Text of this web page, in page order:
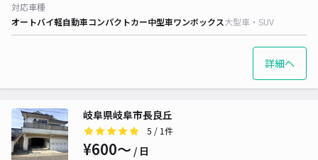
対応車種
オートバイ軽自動車コンパクトカー中型車ワンボックス大型車・SUV
詳細へ
岐阜県岐阜市長良丘
5 / 1件
¥600〜 / 日